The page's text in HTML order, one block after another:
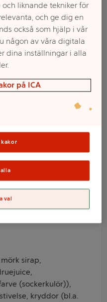
sirap,
(sockerkulör)),
kryddor (bl.a.
liknande tekniker för
och ge dig en
också som hjälp i vår
någon av våra digitala
dina inställningar i alla
på ICA
kakor
val